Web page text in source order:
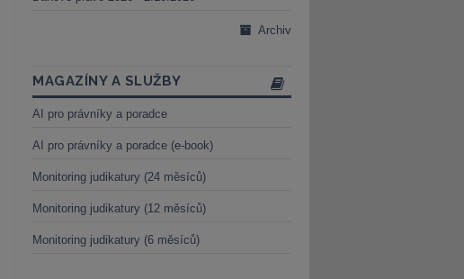
Archiv
MAGAZÍNY A SLUŽBY
AI pro právníky a poradce
AI pro právníky a poradce (e-book)
Monitoring judikatury (24 měsíců)
Monitoring judikatury (12 měsíců)
Monitoring judikatury (6 měsíců)